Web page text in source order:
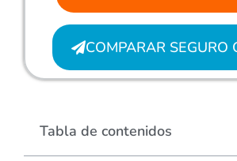
COMPARAR SEGURO
Tabla de contenidos